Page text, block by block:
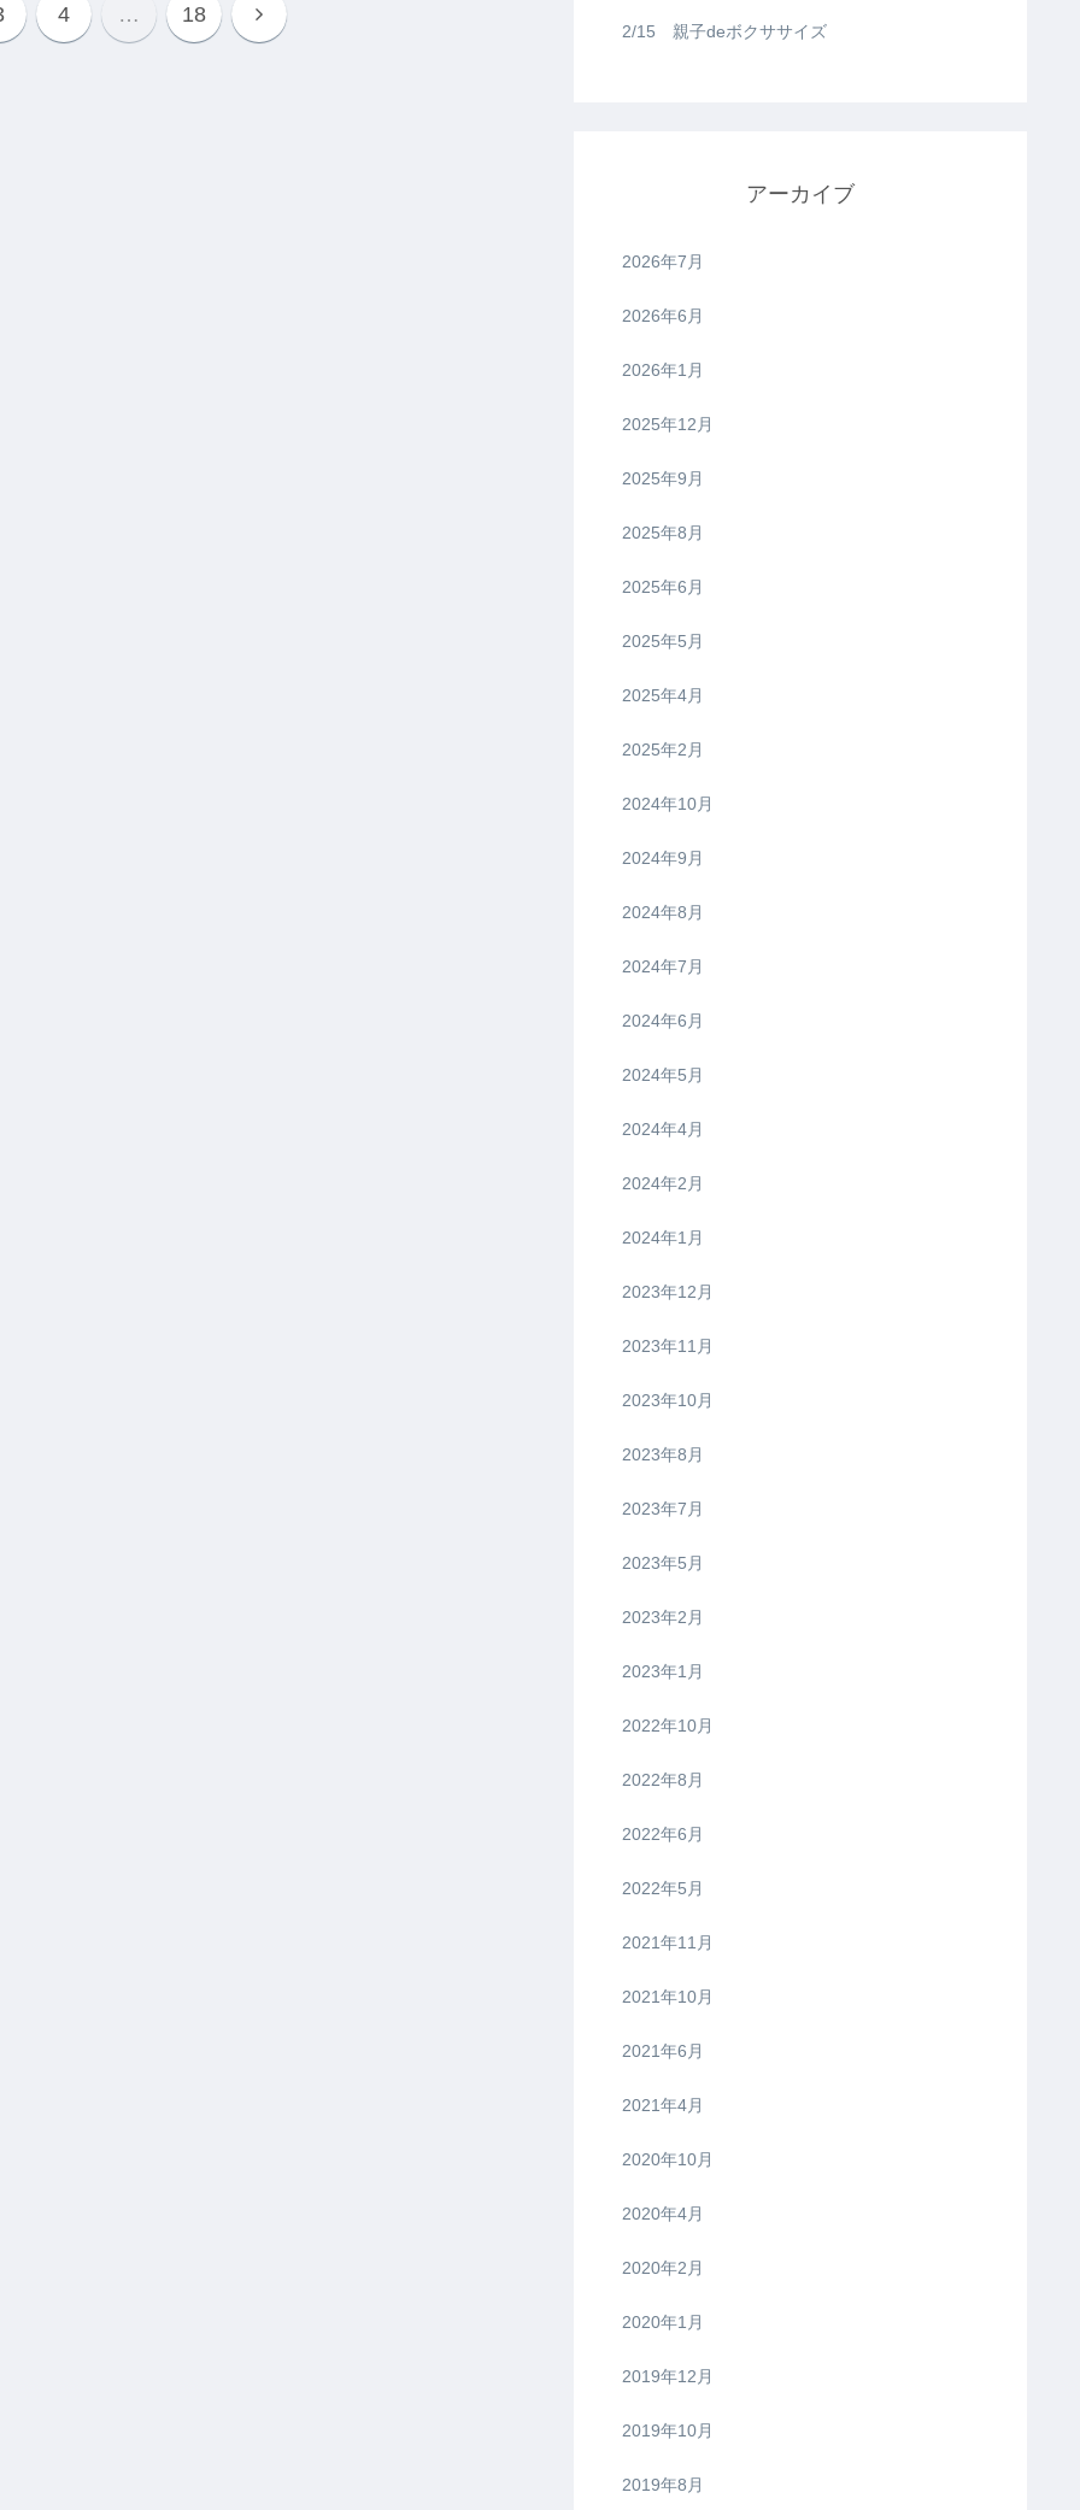
4 … 18
2/15 親子deボクササイズ
アーカイブ
2026年7月
2026年6月
2026年1月
2025年12月
2025年9月
2025年8月
2025年6月
2025年5月
2025年4月
2025年2月
2024年10月
2024年9月
2024年8月
2024年7月
2024年6月
2024年5月
2024年4月
2024年2月
2024年1月
2023年12月
2023年11月
2023年10月
2023年8月
2023年7月
2023年5月
2023年2月
2023年1月
2022年10月
2022年8月
2022年6月
2022年5月
2021年11月
2021年10月
2021年6月
2021年4月
2020年10月
2020年4月
2020年2月
2020年1月
2019年12月
2019年10月
2019年8月